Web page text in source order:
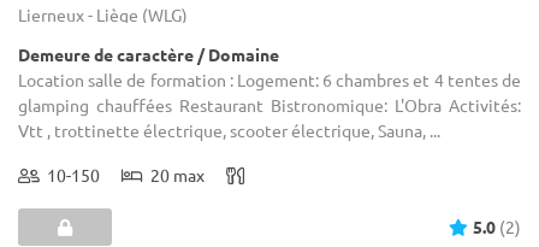
Lierneux - Liège (WLG)
Demeure de caractère / Domaine
Location salle de formation : Logement: 6 chambres et 4 tentes de
glamping chauffées Restaurant Bistronomique: L'Obra Activités:
Vtt , trottinette électrique, scooter électrique, Sauna, ...
10-150 20 max
5.0 (2)